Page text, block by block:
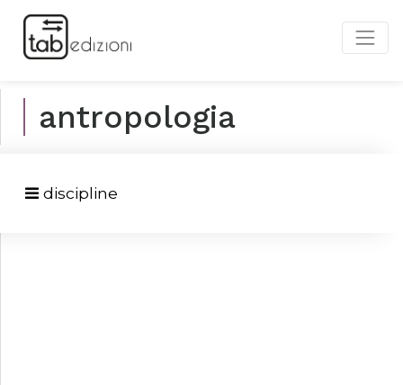
antropologia
discipline